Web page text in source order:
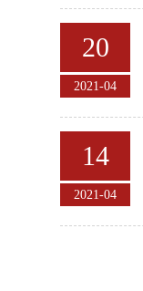
20
2021-04
14
2021-04